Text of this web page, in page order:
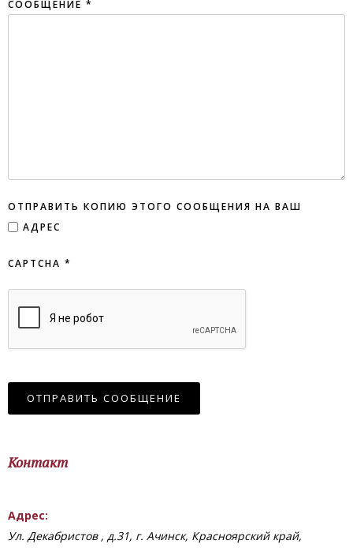
СООБЩЕНИЕ *
ОТПРАВИТЬ КОПИЮ ЭТОГО СООБЩЕНИЯ НА ВАШ
АДРЕС
CAPTCHA *
ОТПРАВИТЬ СООБЩЕНИЕ
Контакт
Адрес:
Ул. Декабристов , д.31, г. Ачинск, Красноярский край,